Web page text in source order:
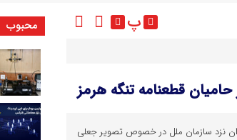
پ
قطعنامه تنگه هرمز
نزد سازمان ملل در خصوص تصویر جعلی
محبوب